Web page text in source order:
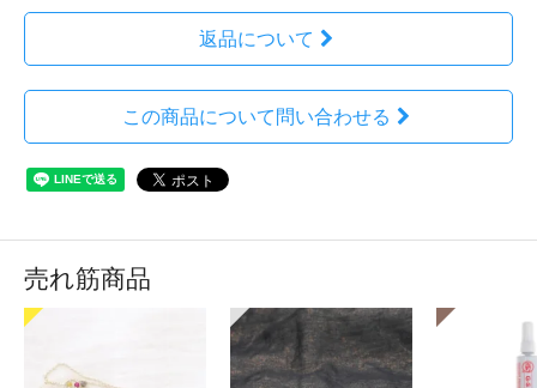
返品について
この商品について問い合わせる
売れ筋商品